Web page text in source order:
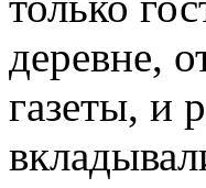
деревне,
газеты, и